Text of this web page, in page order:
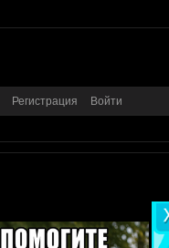
Регистрация Войти